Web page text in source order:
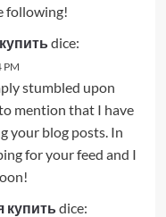
following!
dice:
PM
stumbled upon
mention that I have
your blog posts. In
for your feed and I
купить dice: